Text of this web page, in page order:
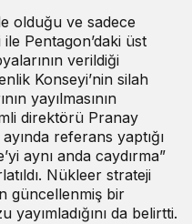
olduğu ve sadece
Pentagon’daki üst
verildiği
Konseyi’nin silah
yayılmasının
direktörü Pranay
referans yaptığı
aynı anda caydırma”
Nükleer strateji
güncellenmiş bir
yayımladığını da belirtti.